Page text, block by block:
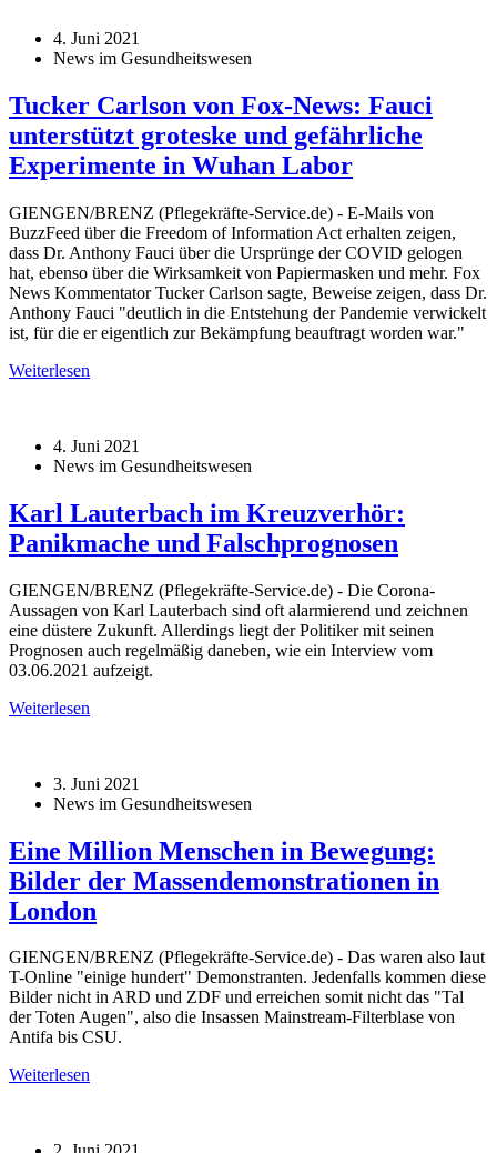
4. Juni 2021
News im Gesundheitswesen
Tucker Carlson von Fox-News: Fauci
unterstützt groteske und gefährliche
Experimente in Wuhan Labor
GIENGEN/BRENZ (Pflegekräfte-Service.de) - E-Mails von
BuzzFeed über die Freedom of Information Act erhalten zeigen,
dass Dr. Anthony Fauci über die Ursprünge der COVID gelogen
hat, ebenso über die Wirksamkeit von Papiermasken und mehr. Fox
News Kommentator Tucker Carlson sagte, Beweise zeigen, dass Dr.
Anthony Fauci "deutlich in die Entstehung der Pandemie verwickelt
ist, für die er eigentlich zur Bekämpfung beauftragt worden war."
Weiterlesen
4. Juni 2021
News im Gesundheitswesen
Karl Lauterbach im Kreuzverhör:
Panikmache und Falschprognosen
GIENGEN/BRENZ (Pflegekräfte-Service.de) - Die Corona-
Aussagen von Karl Lauterbach sind oft alarmierend und zeichnen
eine düstere Zukunft. Allerdings liegt der Politiker mit seinen
Prognosen auch regelmäßig daneben, wie ein Interview vom
03.06.2021 aufzeigt.
Weiterlesen
3. Juni 2021
News im Gesundheitswesen
Eine Million Menschen in Bewegung:
Bilder der Massendemonstrationen in
London
GIENGEN/BRENZ (Pflegekräfte-Service.de) - Das waren also laut
T-Online "einige hundert" Demonstranten. Jedenfalls kommen diese
Bilder nicht in ARD und ZDF und erreichen somit nicht das "Tal
der Toten Augen", also die Insassen Mainstream-Filterblase von
Antifa bis CSU.
Weiterlesen